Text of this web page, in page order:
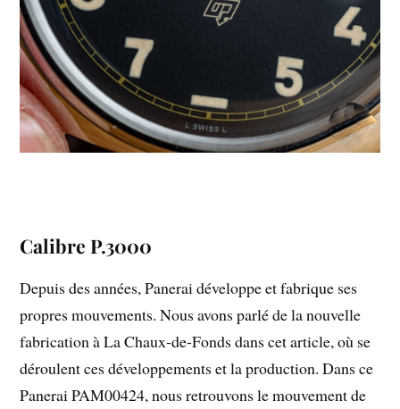
Calibre P.3000
Depuis des années, Panerai développe et fabrique ses
propres mouvements. Nous avons parlé de la nouvelle
fabrication à La Chaux-de-Fonds dans cet article, où se
déroulent ces développements et la production. Dans ce
Panerai PAM00424, nous retrouvons le mouvement de